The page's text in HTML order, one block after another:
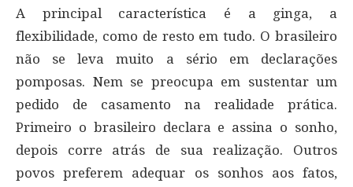
A principal característica é a ginga, a
flexibilidade, como de resto em tudo. O brasileiro
não se leva muito a sério em declarações
pomposas. Nem se preocupa em sustentar um
pedido de casamento na realidade prática.
Primeiro o brasileiro declara e assina o sonho,
depois corre atrás de sua realização. Outros
povos preferem adequar os sonhos aos fatos,